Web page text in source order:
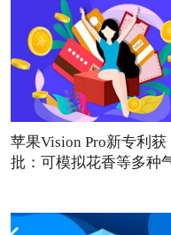
苹果Vision Pro新专利获
批：可模拟花香等多种